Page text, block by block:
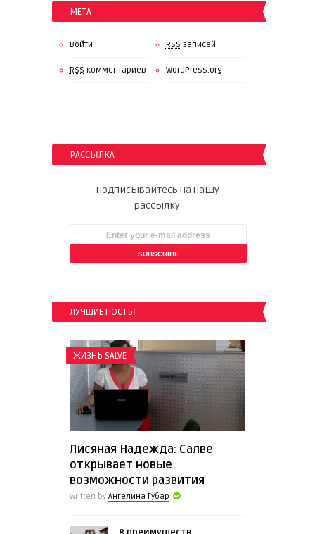
МЕТА
Войти RSS записей
RSS комментариев WordPress.org
РАССЫЛКА
Подписывайтесь на нашу
рассылку
ЛУЧШИЕ ПОСТЫ
ЖИЗНЬ SALVE
Лисяная Надежда: Салве
открывает новые
возможности развития
Written by Ангелина Губар